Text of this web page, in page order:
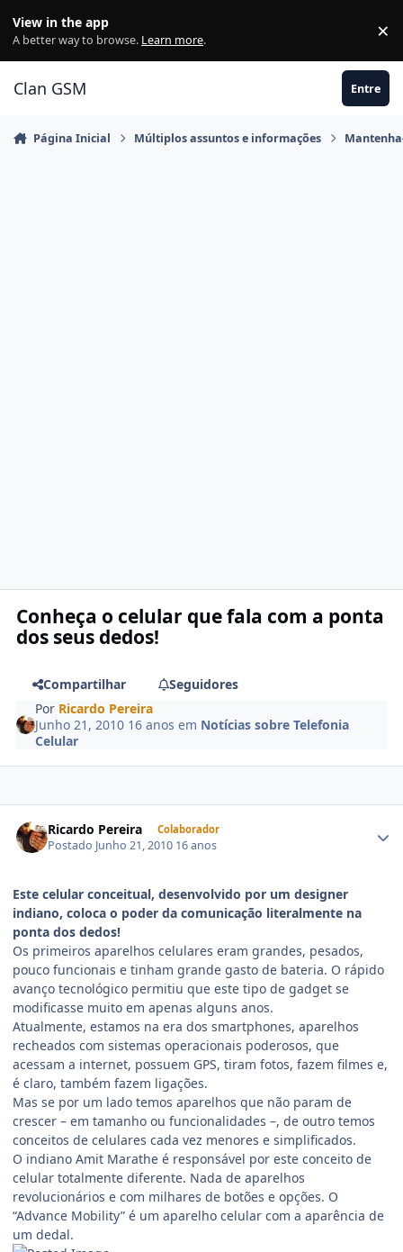
View in the app
A better way to browse. Learn more. ×
Clan GSM Entre
Página Inicial Múltiplos assuntos e informações
Conheça o celular que fala com a ponta
dos seus dedos!
Compartilhar
Seguidores
Por Ricardo Pereira
Junho 21, 2010 16 anos em Notícias sobre Telefonia
Celular
Ricardo Pereira Colaborador
Postado Junho 21, 2010 16 anos
Este celular conceitual, desenvolvido por um designer
indiano, coloca o poder da comunicação literalmente na
ponta dos dedos!
Os primeiros aparelhos celulares eram grandes, pesados,
pouco funcionais e tinham grande gasto de bateria. O rápido
avanço tecnológico permitiu que este tipo de gadget se
modificasse muito em apenas alguns anos.
Atualmente, estamos na era dos smartphones, aparelhos
recheados com sistemas operacionais poderosos, que
acessam a internet, possuem GPS, tiram fotos, fazem filmes e,
é claro, também fazem ligações.
Mas se por um lado temos aparelhos que não param de
crescer – em tamanho ou funcionalidades –, de outro temos
conceitos de celulares cada vez menores e simplificados.
O indiano Amit Marathe é responsável por este conceito de
celular totalmente diferente. Nada de aparelhos
revolucionários e com milhares de botões e opções. O
“Advance Mobility” é um aparelho celular com a aparência de
um dedal.